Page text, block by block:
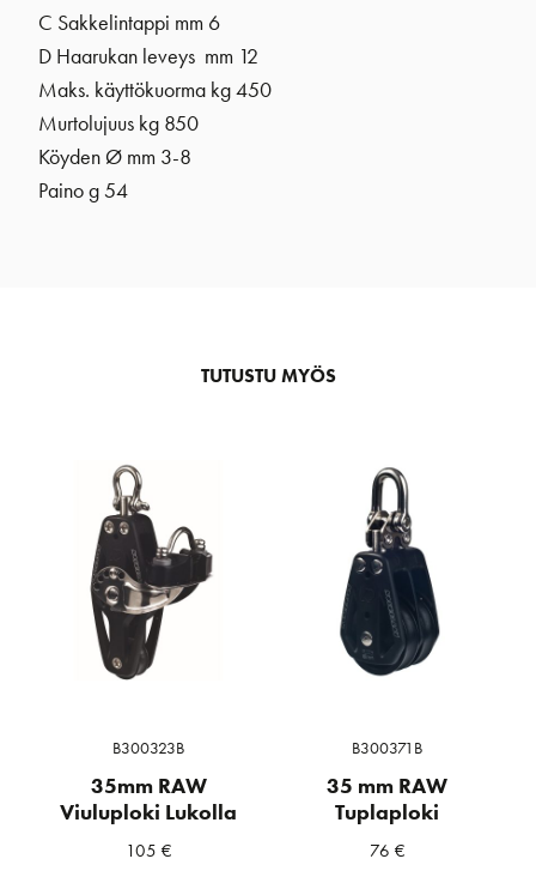
C Sakkelintappi mm 6
D Haarukan leveys mm 12
Maks. käyttökuorma kg 450
Murtolujuus kg 850
Köyden Ø mm 3-8
Paino g 54
TUTUSTU MYÖS
B300323B
35mm RAW
Viuluploki Lukolla
105 €
B300371B
35 mm RAW
Tuplaploki
76 €